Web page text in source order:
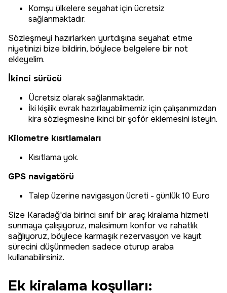
Komşu ülkelere seyahat için ücretsiz
sağlanmaktadır.
Sözleşmeyi hazırlarken yurtdışına seyahat etme
niyetinizi bize bildirin, böylece belgelere bir not
ekleyelim.
İkinci sürücü
Ücretsiz olarak sağlanmaktadır.
İki kişilik evrak hazırlayabilmemiz için çalışanımızdan
kira sözleşmesine ikinci bir şoför eklemesini isteyin.
Kilometre kısıtlamaları
Kısıtlama yok.
GPS navigatörü
Talep üzerine navigasyon ücreti - günlük 10 Euro
Size Karadağ'da birinci sınıf bir araç kiralama hizmeti
sunmaya çalışıyoruz, maksimum konfor ve rahatlık
sağlıyoruz, böylece karmaşık rezervasyon ve kayıt
sürecini düşünmeden sadece oturup araba
kullanabilirsiniz.
Ek kiralama koşulları: